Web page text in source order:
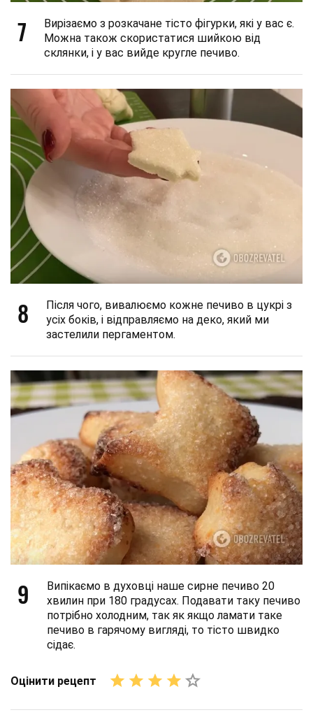
7
Вирізаємо з розкачане тісто фігурки, які у вас є.
Можна також скористатися шийкою від
склянки, і у вас вийде кругле печиво.
8
Після чого, вивалюємо кожне печиво в цукрі з
усіх боків, і відправляємо на деко, який ми
застелили пергаментом.
9
Випікаємо в духовці наше сирне печиво 20
хвилин при 180 градусах. Подавати таку печиво
потрібно холодним, так як якщо ламати таке
печиво в гарячому вигляді, то тісто швидко
сідає.
Оцінити рецепт